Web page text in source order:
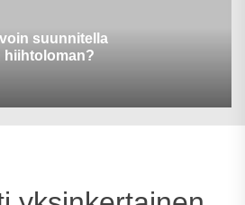
suunnitella
hiihtoloman?